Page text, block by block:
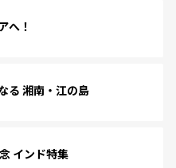
へ！
る 湘南・江の島
インド特集